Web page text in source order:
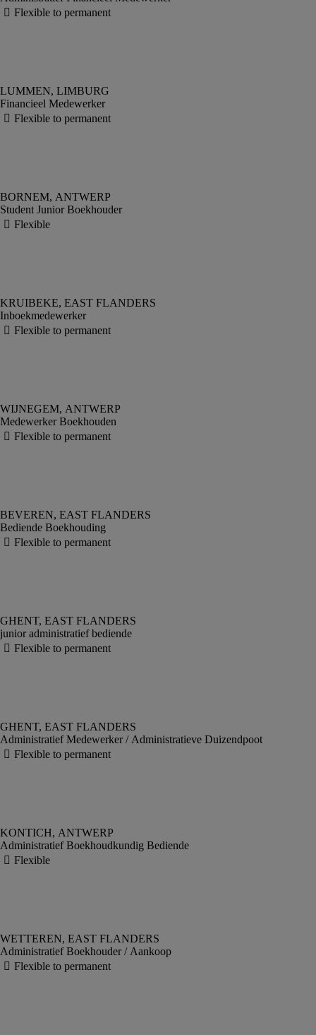
Financieel Medewerker
Student Junior Boekhouder
Inboekmedewerker
Medewerker Boekhouden
Bediende Boekhouding
junior administratief bediende
Administratief Medewerker / Administratieve Duizendpoot
Administratief Boekhoudkundig Bediende
Administratief Boekhouder / Aankoop